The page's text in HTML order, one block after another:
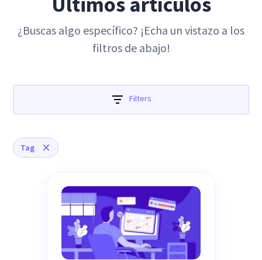
¿Buscas algo específico? ¡Echa un vistazo a los
filtros de abajo!
Filters
Tag